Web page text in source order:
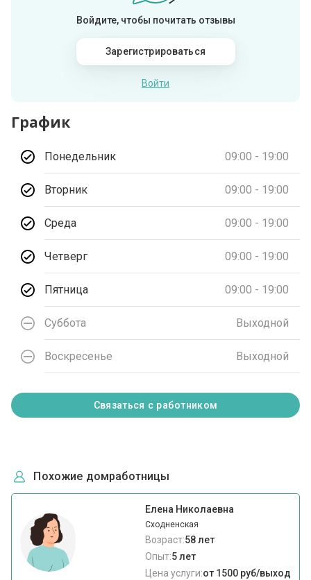
Войдите, чтобы почитать отзывы
Зарегистрироваться
Войти
График
Понедельник 09:00 - 19:00
Вторник 09:00 - 19:00
Среда 09:00 - 19:00
Четверг 09:00 - 19:00
Пятница 09:00 - 19:00
Суббота Выходной
Воскресенье Выходной
Связаться с работником
Похожие домработницы
Елена Николаевна
Сходненская
Возраст:58 лет
Опыт:5 лет
Цена услуги:от 1500 руб/выход